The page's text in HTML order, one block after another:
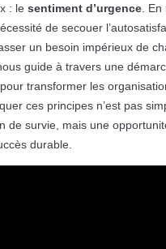
: le sentiment d’urgence. En
de secouer
un besoin impérieux de
guide à travers une
transformer les
ces principes n’est pas
de survie, mais une
durable.